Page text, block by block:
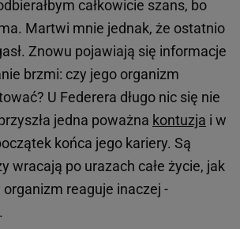
całkowicie szans, bo
Martwi mnie jednak, że ostatnio
Znowu pojawiają się informacje
brzmi: czy jego organizm
U Federera długo nic się nie
jedna poważna kontuzja i w
końca jego kariery. Są
wracają po urazach całe życie, jak
organizm reaguje inaczej -